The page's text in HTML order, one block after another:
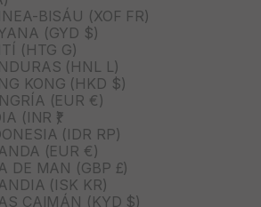
BISÁU (XOF FR)
(GYD $)
(HTG G)
(HNL L)
KONG (HKD $)
(EUR €)
(INR ₹)
(IDR RP)
(EUR €)
DE MAN (GBP £)
(ISK KR)
CAIMÁN (KYD $)